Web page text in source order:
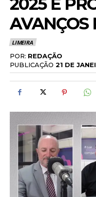
AVANÇOS
LIMEIRA
POR: REDAÇÃO
PUBLICAÇÃO 21 DE